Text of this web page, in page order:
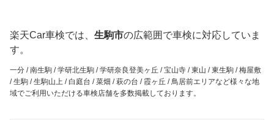
天理市
奈良市
輸入車OK
EV車OK
車検のコバック
ミタニ車検
GTNET×カフェ車検
楽天Car車検では、 生駒市の広範囲で車検に対応していま
す。
一分 / 南生駒 / 学研北生駒 / 学研奈良登美ヶ丘 / 宝山寺 / 東山 / 東生駒 / 梅屋敷
/ 生駒 / 生駒山上 / 白庭台 / 菜畑 / 萩の台 / 霞ヶ丘 / 鳥居前エリアなど様々な地
域でご利用いただける車検店舗を多数掲載しております。